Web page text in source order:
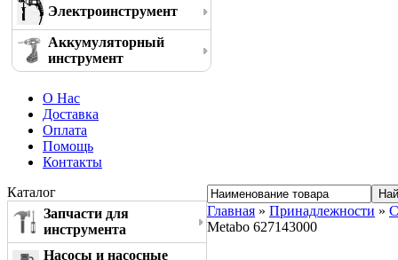
Электроинструмент
Аккумуляторный
инструмент
О Нас
Доставка
Оплата
Помощь
Контакты
Каталог
Запчасти для
инструмента
Насосы и насосные
Главная » Принадлежности »
Metabo 627143000